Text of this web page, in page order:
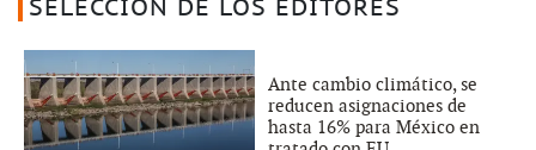
SELECCIÓN DE LOS EDITORES
Ante cambio climático, se
reducen asignaciones de
hasta 16% para México en